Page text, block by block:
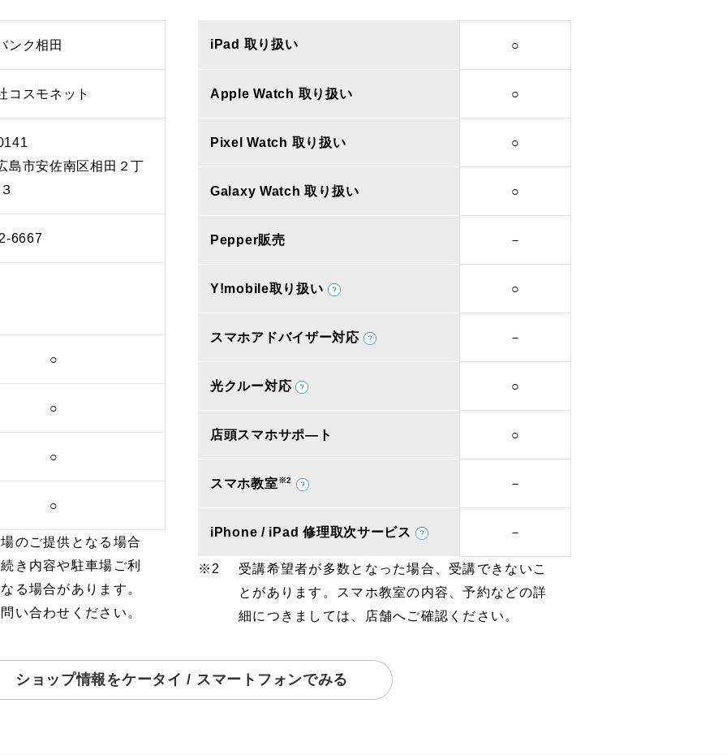
ンク相田
コスモネット
島市安佐南区相田２丁
6667
○
○
○
○
のご提供となる場合
き内容や駐車場ご利
る場合があります。
い合わせください。
iPad 取り扱い ○
Apple Watch 取り扱い ○
Pixel Watch 取り扱い ○
Galaxy Watch 取り扱い ○
Pepper販売 －
Y!mobile取り扱い ○
スマホアドバイザー対応 －
光クルー対応 ○
店頭スマホサポ―ト ○
スマホ教室※2 －
iPhone / iPad 修理取次サービス －
受講希望者が多数となった場合、受講できないこ
とがあります。スマホ教室の内容、予約などの詳
細につきましては、店舗へご確認ください。
ショップ情報をケータイ / スマートフォンでみる